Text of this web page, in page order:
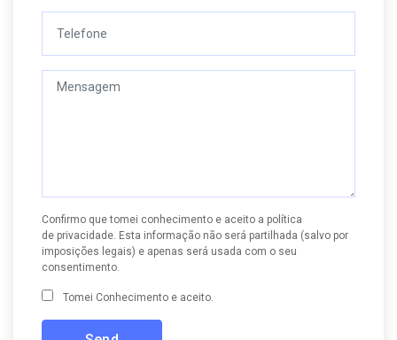
Confirmo que tomei conhecimento e aceito a política
de privacidade . Esta informação não será partilhada (salvo por
imposições legais) e apenas será usada com o seu
consentimento.
Tomei Conhecimento e aceito.